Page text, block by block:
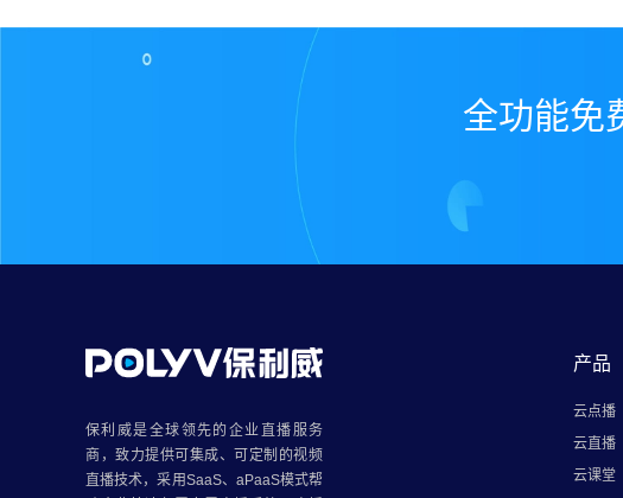
全功能免
保利威是全球领先的 企业直播服务
商，致力提供可集成、可定制的视频
直播技术，采用SaaS、aPaaS模式帮
产品
云点播
云直播
云课堂